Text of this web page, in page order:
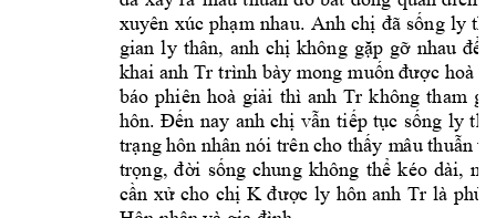
xuyên xúc phạm nhau. Anh chị đã sống ly th
gian ly thân, anh chị không gặp gỡ nhau để
khai anh Tr trình bày mong muốn được hoà
báo phiên hoà giải thì anh Tr không tham
hôn. Đến nay anh chị vẫn tiếp tục sống ly
trạng hôn nhân nói trên cho thấy mâu thuẫn v
trọng, đời sống chung không thể kéo dài,
cần xử cho chị K được ly hôn anh Tr là phù